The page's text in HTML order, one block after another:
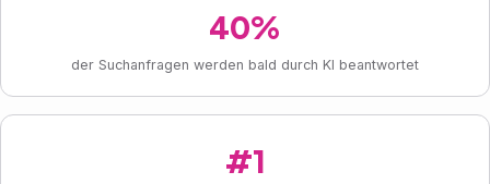
40%
der Suchanfragen werden bald durch KI beantwortet
#1